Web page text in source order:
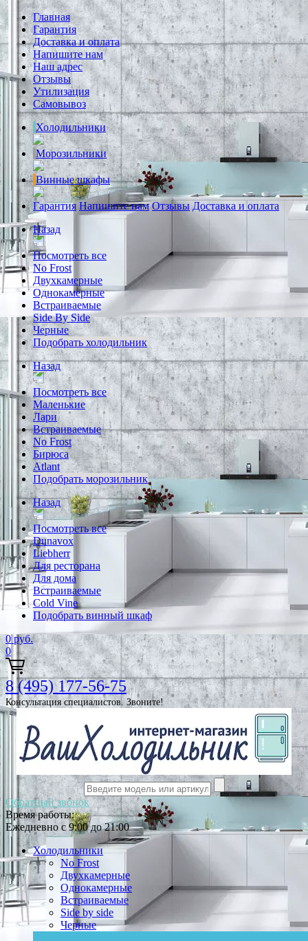
Главная
Гарантия
Доставка и оплата
Напишите нам
Наш адрес
Отзывы
Утилизация
Самовывоз
Холодильники
Морозильники
Винные шкафы
Гарантия Напишите нам Отзывы Доставка и оплата
Назад
Посмотреть все
No Frost
Двухкамерные
Однокамерные
Встраиваемые
Side By Side
Черные
Подобрать холодильник
Назад
Посмотреть все
Маленькие
Лари
Встраиваемые
No Frost
Бирюса
Atlant
Подобрать морозильник
Назад
Посмотреть все
Dunavox
Liebherr
Для ресторана
Для дома
Встраиваемые
Cold Vine
Подобрать винный шкаф
0 руб.
0
8 (495) 177-56-75
Консультация специалистов. Звоните!
Обратный звонок
Время работы:
Ежедневно с 9:00 до 21:00
Холодильники
No Frost
Двухкамерные
Однокамерные
Встраиваемые
Side by side
Черные